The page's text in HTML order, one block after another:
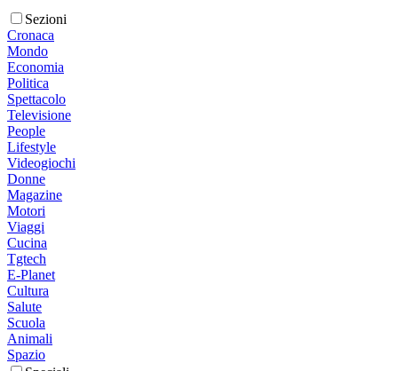
Sezioni
Cronaca
Mondo
Economia
Politica
Spettacolo
Televisione
People
Lifestyle
Videogiochi
Donne
Magazine
Motori
Viaggi
Cucina
Tgtech
E-Planet
Cultura
Salute
Scuola
Animali
Spazio